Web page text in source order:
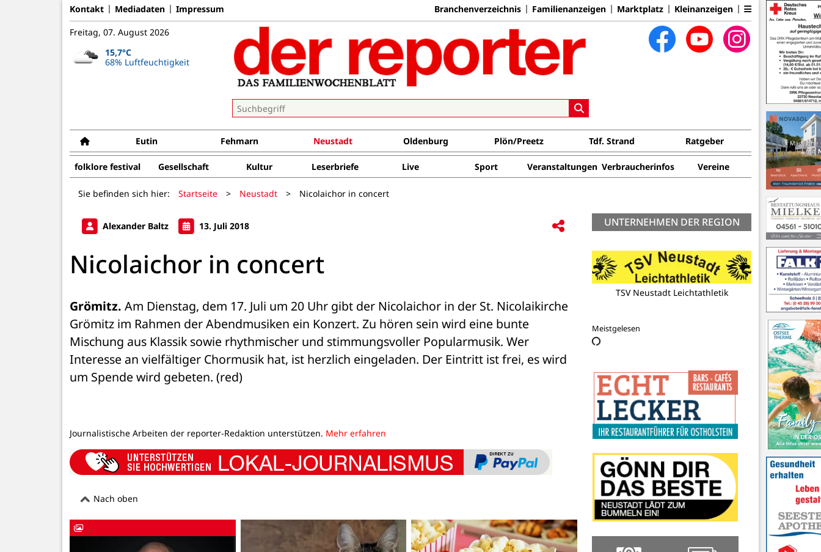
Kontakt Mediadaten Impressum Branchenverzeichnis Familienanzeigen Marktplatz Kleinanzeigen
Freitag, 07. August 2026
15,7°C
68% Luftfeuchtigkeit
Eutin Fehmarn Neustadt Oldenburg Plön/Preetz Tdf. Strand Ratgeber
folklore festival Gesellschaft Kultur Leserbriefe Live Sport Veranstaltungen Verbraucherinfos Vereine
Sie befinden sich hier: Startseite > Neustadt > Nicolaichor in concert
Alexander Baltz 13. Juli 2018
Nicolaichor in concert
Grömitz. Am Dienstag, dem 17. Juli um 20 Uhr gibt der Nicolaichor in der St. Nicolaikirche
Grömitz im Rahmen der Abendmusiken ein Konzert. Zu hören sein wird eine bunte
Mischung aus Klassik sowie rhythmischer und stimmungsvoller Popularmusik. Wer
Interesse an vielfältiger Chormusik hat, ist herzlich eingeladen. Der Eintritt ist frei, es wird
um Spende wird gebeten. (red)
Journalistische Arbeiten der reporter-Redaktion unterstützen. Mehr erfahren
Nach oben
UNTERNEHMEN DER REGION
TSV Neustadt Leichtathletik
Meistgelesen